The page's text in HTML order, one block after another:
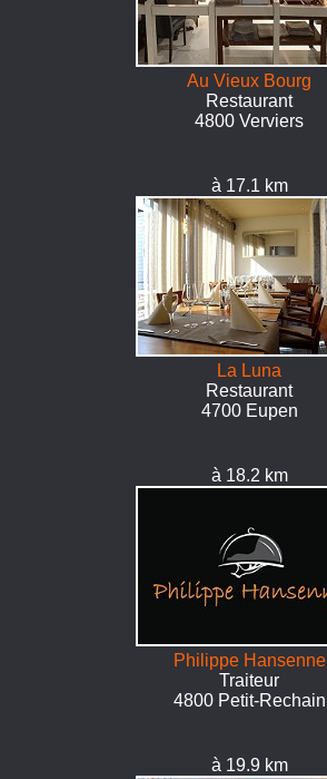
Au Vieux Bourg
Restaurant
4800 Verviers
à 17.1 km
La Luna
Restaurant
4700 Eupen
à 18.2 km
Philippe Hansenne
Traiteur
4800 Petit-Rechain
à 19.9 km